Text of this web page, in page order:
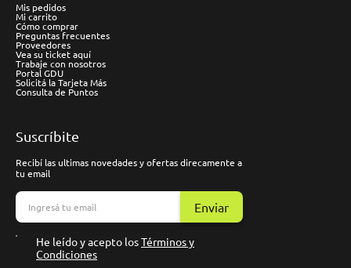
Mis pedidos
Mi carrito
Cómo comprar
Preguntas frecuentes
Proveedores
Vea su ticket aquí
Trabaje con nosotros
Portal GDU
Solicitá la Tarjeta Más
Consulta de Puntos
Suscríbite
Recibí las ultimas novedades y ofertas direcamente a
tu email
Enviar
He leído y acepto losTérminos y
Condiciones